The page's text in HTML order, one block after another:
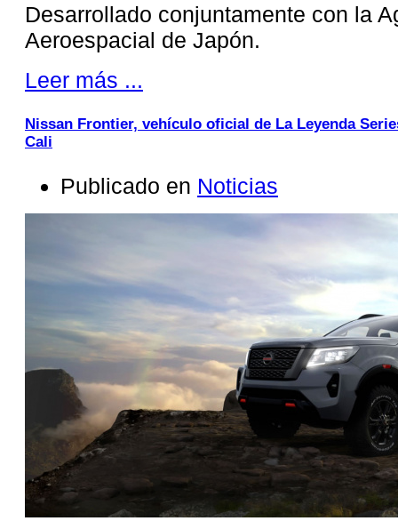
Desarrollado conjuntamente con la
Aeroespacial de Japón.
Leer más ...
Nissan Frontier, vehículo oficial de La Leyenda
Cali
Publicado en Noticias